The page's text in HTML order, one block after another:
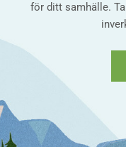
för ditt samhälle.